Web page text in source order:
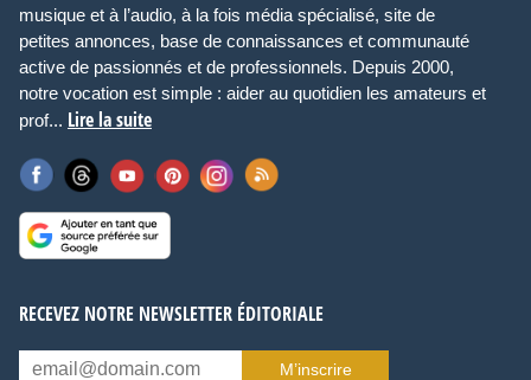
musique et à l’audio, à la fois média spécialisé, site de
petites annonces, base de connaissances et communauté
active de passionnés et de professionnels. Depuis 2000,
notre vocation est simple : aider au quotidien les amateurs et
prof... Lire la suite
RECEVEZ NOTRE NEWSLETTER ÉDITORIALE
M’inscrire